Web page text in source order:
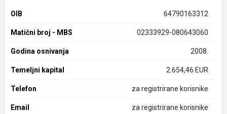
OIB 64790163312
Matični broj - MBS 02333929-080643060
Godina osnivanja 2008.
Temeljni kapital 2.654,46 EUR
Telefon za registrirane korisnike
Email za registrirane korisnike